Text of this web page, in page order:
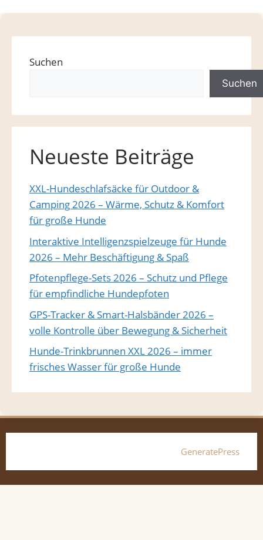
Suchen
Suchen
Neueste Beiträge
XXL-Hundeschlafsäcke für Outdoor &
Camping 2026 – Wärme, Schutz & Komfort
für große Hunde
Interaktive Intelligenzspielzeuge für Hunde
2026 – Mehr Beschäftigung & Spaß
Pfotenpflege-Sets 2026 – Schutz und Pflege
für empfindliche Hundepfoten
GPS-Tracker & Smart-Halsbänder 2026 –
volle Kontrolle über Bewegung & Sicherheit
Hunde-Trinkbrunnen XXL 2026 – immer
frisches Wasser für große Hunde
GeneratePress